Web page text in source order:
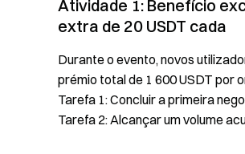
Atividade 1: Benefício
extra de 20 USDT cada
Durante o evento, novos
prémio total de 1 600 USDT por
Tarefa 1: Concluir a primeira
Tarefa 2: Alcançar um volume